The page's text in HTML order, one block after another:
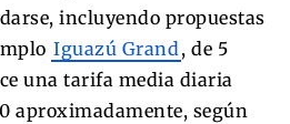
incluyendo propuestas
Iguazú Grand, de 5
una tarifa media diaria
aproximadamente, según